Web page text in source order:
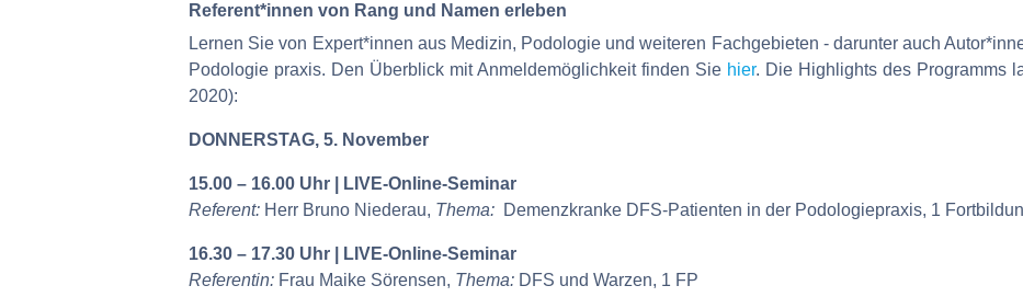
Referent*innen von Rang und Namen erleben
Lernen Sie von Expert*innen aus Medizin, Podologie und weiteren Fachgebieten - darunter auch
Podologie praxis. Den Überblick mit Anmeldemöglichkeit finden Sie hier. Die Highlights des Programms
2020):
DONNERSTAG, 5. November
15.00 – 16.00 Uhr | LIVE-Online-Seminar
Referent: Herr Bruno Niederau, Thema: Demenzkranke DFS-Patienten in der Podologiepraxis, 1
16.30 – 17.30 Uhr | LIVE-Online-Seminar
Referentin: Frau Maike Sörensen, Thema: DFS und Warzen, 1 FP